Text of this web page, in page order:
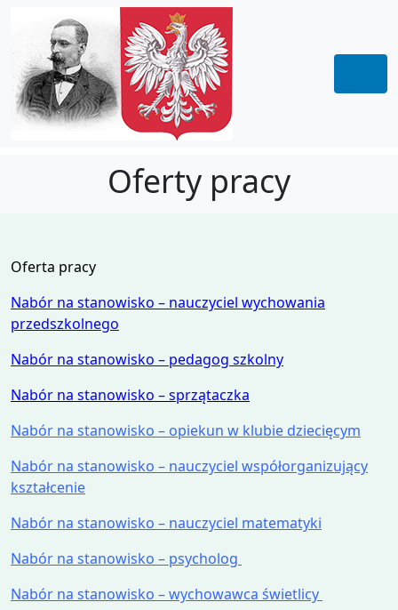
Oferty pracy
Oferta pracy
Nabór na stanowisko – nauczyciel wychowania
przedszkolnego
Nabór na stanowisko – pedagog szkolny
Nabór na stanowisko – sprzątaczka
Nabór na stanowisko – opiekun w klubie dziecięcym
Nabór na stanowisko – nauczyciel współorganizujący
kształcenie
Nabór na stanowisko – nauczyciel matematyki
Nabór na stanowisko – psycholog
Nabór na stanowisko – wychowawca świetlicy